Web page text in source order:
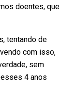
doentes, que
tentando de
com isso,
sem
4 anos